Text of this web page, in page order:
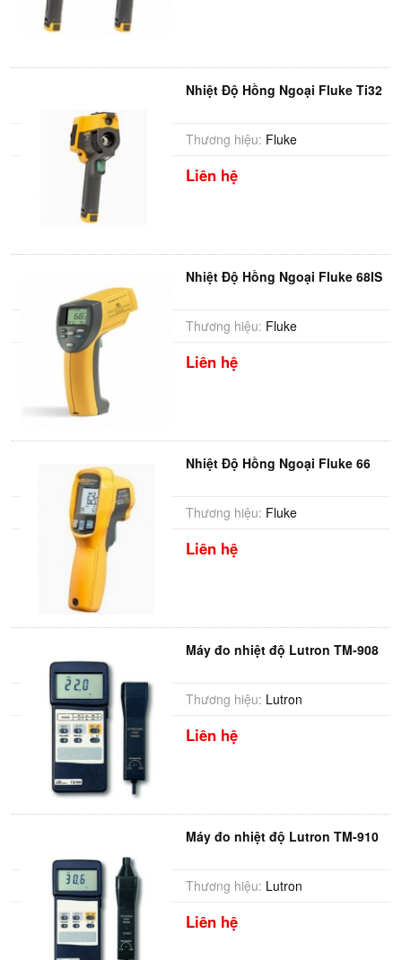
Nhiệt Độ Hồng Ngoại Fluke Ti32
Thương hiệu: Fluke
Liên hệ
Nhiệt Độ Hồng Ngoại Fluke 68IS
Thương hiệu: Fluke
Liên hệ
Nhiệt Độ Hồng Ngoại Fluke 66
Thương hiệu: Fluke
Liên hệ
Máy đo nhiệt độ Lutron TM-908
Thương hiệu: Lutron
Liên hệ
Máy đo nhiệt độ Lutron TM-910
Thương hiệu: Lutron
Liên hệ